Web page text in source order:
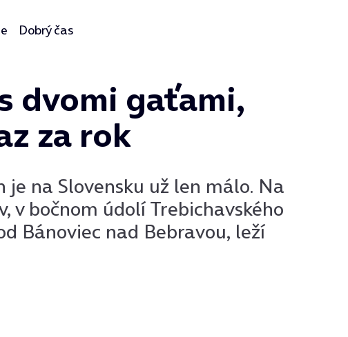
Dobrý čas
dvomi gaťami,
za rok
je na Slovensku už len málo. Na
v bočnom údolí Trebichavského
Bánoviec nad Bebravou, leží